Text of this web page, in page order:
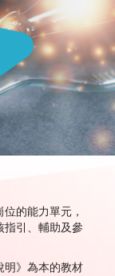
的能力單元，
指引、輔助及參
明》為本的教材